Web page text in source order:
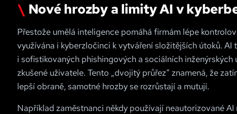
Nové hrozby a limity AI v
Přestože umělá inteligence pomáhá firmám lépe
využívána i kyberzločinci k vytváření složitějších útoků. AI
i sofistikovaných phishingových a sociálních
zkušené uživatele. Tento „dvojitý průřez“ znamená, že
lepší obraně, samotné hrozby se rozrůstají a mutují.
Například zaměstnanci někdy používají neautorizované AI